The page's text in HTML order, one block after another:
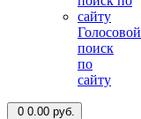
Голосовой
поиск
по
сайту
0 0.00 руб.